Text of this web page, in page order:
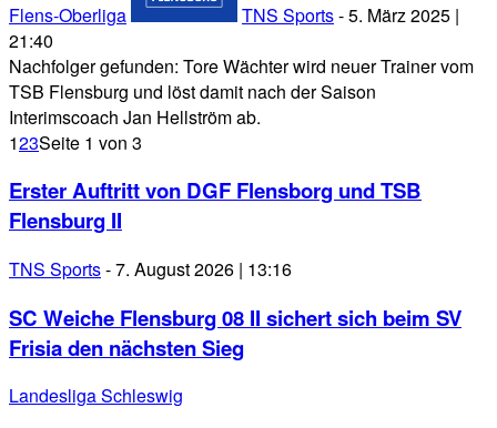
Flens-Oberliga TNS Sports-5. März 2025 |
21:40
Nachfolger gefunden: Tore Wächter wird neuer Trainer vom
TSB Flensburg und löst damit nach der Saison
Interimscoach Jan Hellström ab.
123Seite 1 von 3
Erster Auftritt von DGF Flensborg und TSB
Flensburg II
TNS Sports-7. August 2026 | 13:16
SC Weiche Flensburg 08 II sichert sich beim SV
Frisia den nächsten Sieg
Landesliga Schleswig